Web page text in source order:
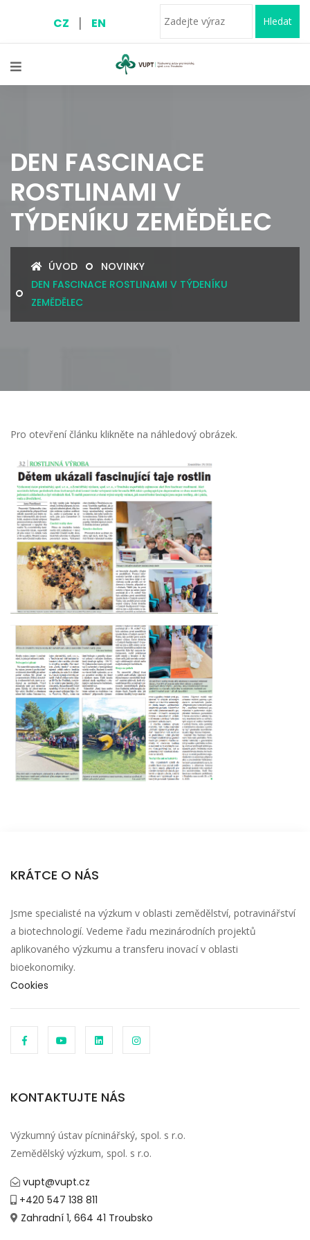
CZ | EN Hledat
DEN FASCINACE
ROSTLINAMI V
TÝDENÍKU ZEMĚDĚLEC
ÚVOD
NOVINKY
DEN FASCINACE ROSTLINAMI V TÝDENÍKU
ZEMĚDĚLEC
Pro otevření článku klikněte na náhledový obrázek.
KRÁTCE O NÁS
Jsme specialisté na výzkum v oblasti zemědělství, potravinářství
a biotechnologií. Vedeme řadu mezinárodních projektů
aplikovaného výzkumu a transferu inovací v oblasti
bioekonomiky.
Cookies
KONTAKTUJTE NÁS
Výzkumný ústav pícninářský, spol. s r.o.
Zemědělský výzkum, spol. s r.o.
vupt@vupt.cz
+420 547 138 811
Zahradní 1, 664 41 Troubsko